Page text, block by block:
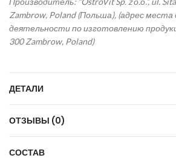
Zambrow, Poland (Польша), (адрес
деятельности по изготовлению
300 Zambrow, Poland)
ДЕТАЛИ
ОТЗЫВЫ (0)
СОСТАВ